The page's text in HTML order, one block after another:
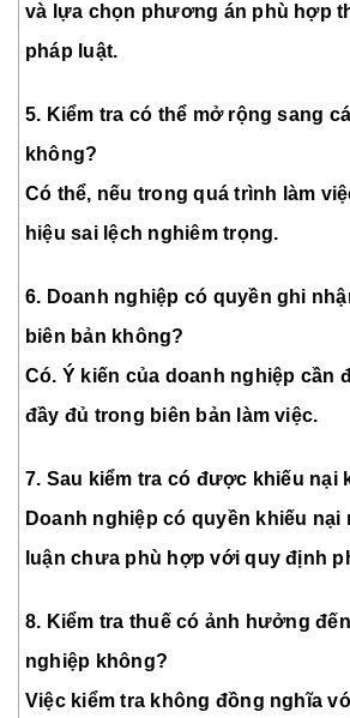
và lựa chọn phương án phù hợp
pháp luật.
5. Kiểm tra có thể mở rộng sang
không?
Có thể, nếu trong quá trình làm
hiệu sai lệch nghiêm trọng.
6. Doanh nghiệp có quyền ghi
biên bản không?
Có. Ý kiến của doanh nghiệp cần
đầy đủ trong biên bản làm việc.
7. Sau kiểm tra có được khiếu nại
Doanh nghiệp có quyền khiếu nại
luận chưa phù hợp với quy định
8. Kiểm tra thuế có ảnh hưởng
nghiệp không?
Việc kiểm tra không đồng nghĩa